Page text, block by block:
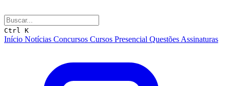
Ctrl K
Início Notícias Concursos Cursos Presencial Questões Assinaturas